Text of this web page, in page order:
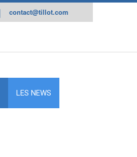
contact@tillot.com
LES NEWS